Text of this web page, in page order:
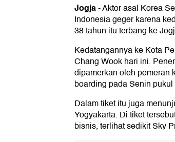
Jogja-Aktor asal Korea
Indonesia geger karena
38 tahun itu terbang ke
Kedatangannya ke Kota
Chang Wook hari ini.
dipamerkan oleh pemeran
boarding pada Senin pukul
Dalam tiket itu juga
Yogyakarta. Di tiket
bisnis, terlihat sedikit Sky